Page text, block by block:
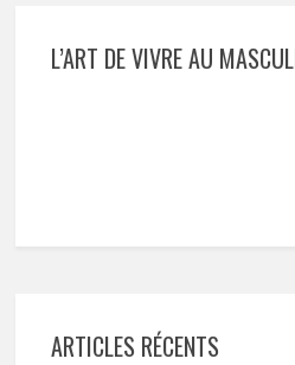
L’ART DE VIVRE AU
ARTICLES RÉCENTS